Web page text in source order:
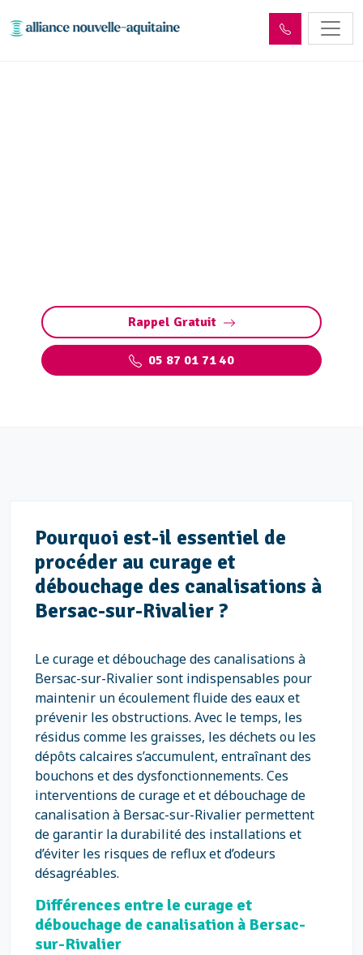
Rappel Gratuit
05 87 01 71 40
Pourquoi est-il essentiel de
procéder au curage et
débouchage des canalisations à
Bersac-sur-Rivalier ?
Le curage et débouchage des canalisations à
Bersac-sur-Rivalier sont indispensables pour
maintenir un écoulement fluide des eaux et
prévenir les obstructions. Avec le temps, les
résidus comme les graisses, les déchets ou les
dépôts calcaires s’accumulent, entraînant des
bouchons et des dysfonctionnements. Ces
interventions de curage et et débouchage de
canalisation à Bersac-sur-Rivalier permettent
de garantir la durabilité des installations et
d’éviter les risques de reflux et d’odeurs
désagréables.
Différences entre le curage et
débouchage de canalisation à Bersac-
sur-Rivalier